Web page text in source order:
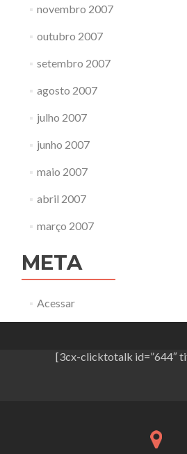
novembro 2007
outubro 2007
setembro 2007
agosto 2007
julho 2007
junho 2007
maio 2007
abril 2007
março 2007
META
Acessar
[3cx-clicktotalk id=”644″